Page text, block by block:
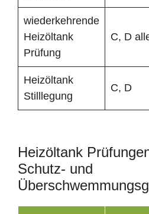
wiederkehrende
Heizöltank
Prüfung
C, D
Heizöltank
Stilllegung
C, D
Heizöltank
Schutz- und